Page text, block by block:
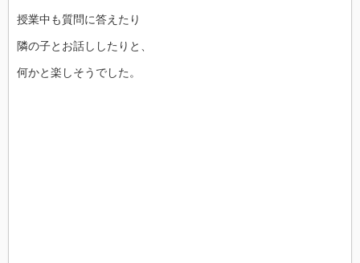
授業中も質問に答えたり
隣の子とお話ししたりと、
何かと楽しそうでした。